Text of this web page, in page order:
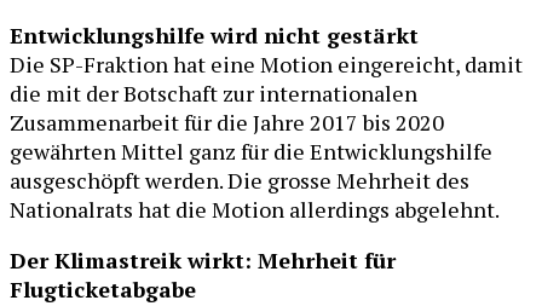
Entwicklungshilfe wird nicht gestärkt
Die SP-Fraktion hat eine Motion eingereicht, damit
die mit der Botschaft zur internationalen
Zusammenarbeit für die Jahre 2017 bis 2020
gewährten Mittel ganz für die Entwicklungshilfe
ausgeschöpft werden. Die grosse Mehrheit des
Nationalrats hat die Motion allerdings abgelehnt.
Der Klimastreik wirkt: Mehrheit für
Flugticketabgabe